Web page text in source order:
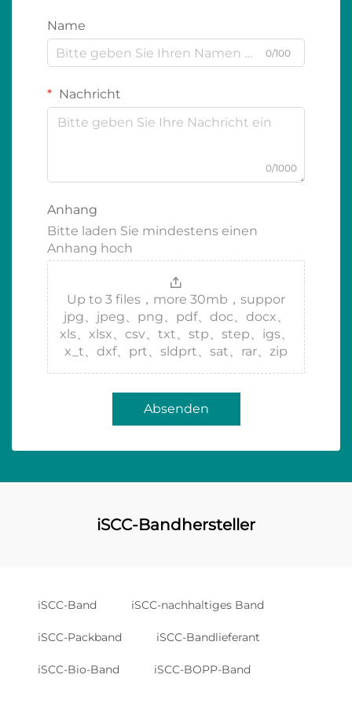
Name
0/100
Nachricht
0/1000
Anhang
Bitte laden Sie mindestens einen
Anhang hoch
Up to 3 files，more 30mb，suppor
jpg、jpeg、png、pdf、doc、docx、
xls、xlsx、csv、txt、stp、step、igs、
x_t、dxf、prt、sldprt、sat、rar、zip
Absenden
iSCC-Bandhersteller
iSCC-Band iSCC-nachhaltiges Band
iSCC-Packband iSCC-Bandlieferant
iSCC-Bio-Band iSCC-BOPP-Band